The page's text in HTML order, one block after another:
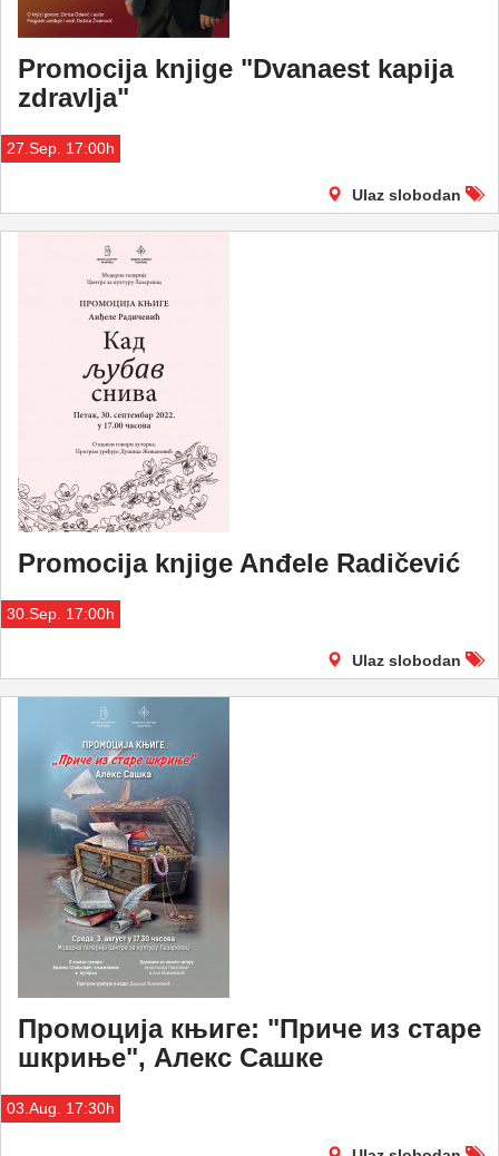
Promocija knjige "Dvanaest kapija
zdravlja"
27.Sep. 17:00h
Ulaz slobodan
Promocija knjige Anđele Radičević
30.Sep. 17:00h
Ulaz slobodan
Промоција књиге: "Приче из старе
шкриње", Алекс Сашкe
03.Aug. 17:30h